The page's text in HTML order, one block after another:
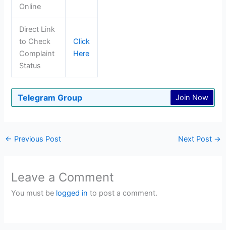
Online
Direct Link
to Check
Complaint
Status
Click
Here
Telegram Group Join Now
← Previous Post Next Post →
Leave a Comment
You must be logged in to post a comment.